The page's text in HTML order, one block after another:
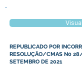
REPUBLICADO POR
RESOLUÇÃO/CMAS N0
SETEMBRO DE 2021